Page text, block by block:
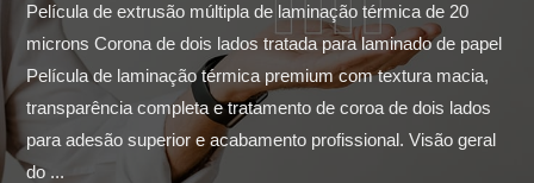
Película de extrusão múltipla de laminação térmica de 20
microns Corona de dois lados tratada para laminado de papel
Película de laminação térmica premium com textura macia,
transparência completa e tratamento de coroa de dois lados
para adesão superior e acabamento profissional. Visão geral
do ...